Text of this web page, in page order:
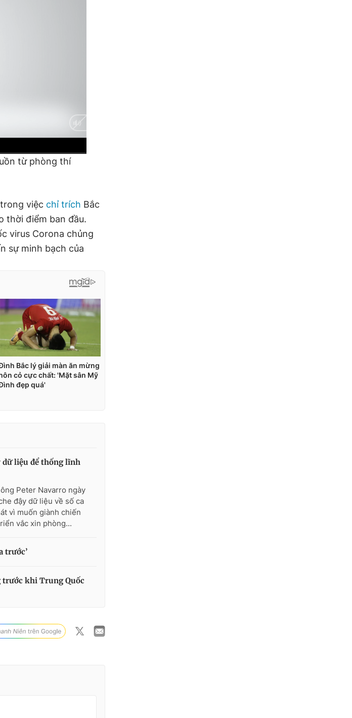
từ phòng thí
việc chỉ trích Bắc
thời điểm ban đầu.
virus Corona chủng
sự minh bạch của
dữ liệu để thống lĩnh
Peter Navarro ngày
đậy dữ liệu về số ca
vì muốn giành chiến
vắc xin phòng...
trước’
trước khi Trung Quốc